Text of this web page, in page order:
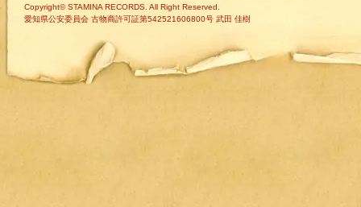
Copyright© STAMINA RECORDS. All Right Reserved.
愛知県公安委員会 古物商許可証第542521606800号 武田 佳樹